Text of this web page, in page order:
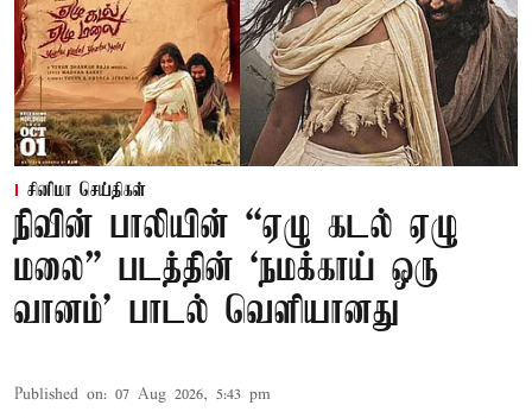
சினிமா செய்திகள்
நிவின் பாலியின் “ஏழு கடல் ஏழு
மலை” படத்தின் ‘நமக்காய் ஒரு
வானம்’ பாடல் வெளியானது
Published on: 07 Aug 2026, 5:43 pm